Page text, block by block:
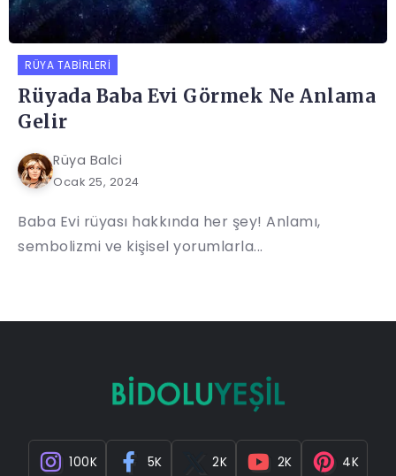
RÜYA TABIRLERI
Rüyada Baba Evi Görmek Ne Anlama
Gelir
Rüya Balci
Ocak 25, 2024
Baba Evi rüyası hakkında her şey! Anlamı,
sembolizmi ve kişisel yorumlarla...
100K 5K 2K 2K 4K